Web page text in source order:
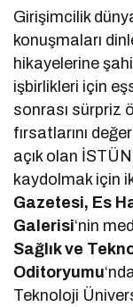
Girişimcilik
konuşmaları
hikayelerine
işbirlikleri için
sonrası sürpriz
fırsatlarını
açık olan
kaydolmak için
Gazetesi, Es
Galerisi‘nin
Sağlık ve
Oditoryumu
Teknoloji